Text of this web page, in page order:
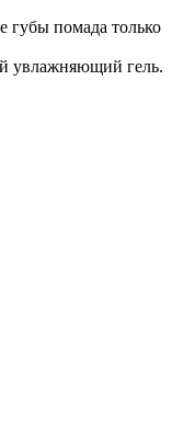
губы помада только
увлажняющий гель.